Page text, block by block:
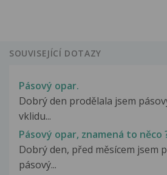
SOUVISEJÍCÍ DOTAZY
Pásový opar.
Dobrý den prodělala jsem
vklidu...
Pásový opar, znamená to něco
Dobrý den, před měsícem jsem
pásový...